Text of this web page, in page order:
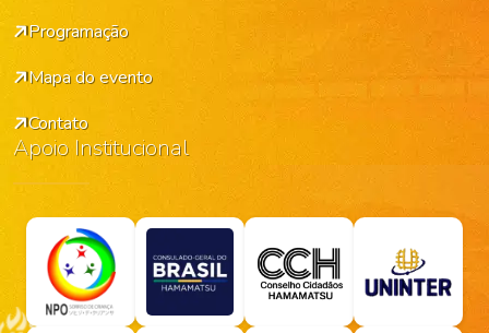
Programação
Mapa do evento
Contato
Apoio Institucional